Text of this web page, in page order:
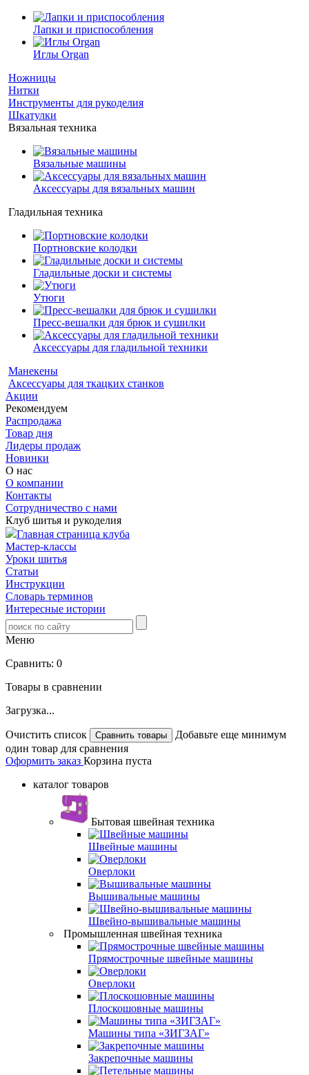
Лапки и приспособления
Иглы Organ
Ножницы
Нитки
Инструменты для рукоделия
Шкатулки
Вязальная техника
Вязальные машины
Аксессуары для вязальных машин
Гладильная техника
Портновские колодки
Гладильные доски и системы
Утюги
Пресс-вешалки для брюк и сушилки
Аксессуары для гладильной техники
Манекены
Аксессуары для ткацких станков
Акции
Рекомендуем
Распродажа
Товар дня
Лидеры продаж
Новинки
О нас
О компании
Контакты
Сотрудничество с нами
Клуб шитья и рукоделия
Главная страница клуба
Мастер-классы
Уроки шитья
Статьи
Инструкции
Словарь терминов
Интересные истории
Меню
Сравнить: 0
Товары в сравнении
Загрузка...
Очистить список
Добавьте еще минимум
один товар для сравнения
Оформить заказ Корзина пуста
каталог товаров
Бытовая швейная техника
Швейные машины
Оверлоки
Вышивальные машины
Швейно-вышивальные машины
Промышленная швейная техника
Прямострочные швейные машины
Оверлоки
Плоскошовные машины
Машины типа «ЗИГЗАГ»
Закрепочные машины